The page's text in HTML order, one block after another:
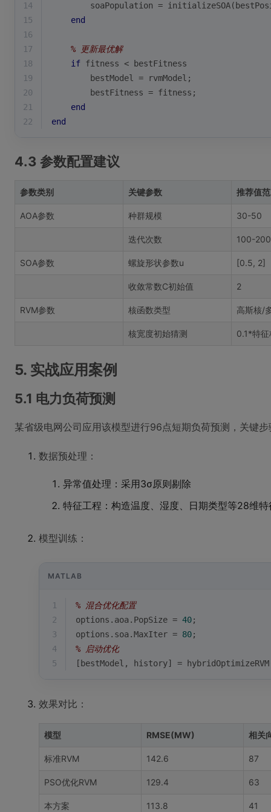
14
soaPopulation =
15
end
16
17
% 更新最优解
18
if fitness < bestFitness
19
        bestModel = rvmModel;
20
        bestFitness = fitness;
21
end
22
end
4.3 参数配置建议
参数类别 关键参数 推荐值
AOA参数 种群规模 30-50
迭代次数 100-200
SOA参数 螺旋形状参数u [0.5, 2]
收敛常数C初始值 2
RVM参数 核函数类型 高斯核/
核宽度初始猜测 0.1*特
5. 实战应用案例
5.1 电力负荷预测
某省级电网公司应用该模型进行96点短期负荷预测，关键步
数据预处理：
异常值处理：采用3σ原则剔除
特征工程：构造温度、湿度、日期类型等28维特
模型训练：
MATLAB
1
% 混合优化配置
2
options.aoa.PopSize = 40;
3
options.soa.MaxIter = 80;
4
% 启动优化
5
[bestModel, history] =
效果对比：
模型 RMSE(MW) 相关
标准RVM 142.6 87
PSO优化RVM 129.4 63
本方案 113.8 41